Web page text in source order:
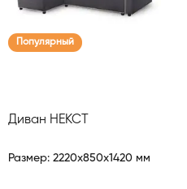
Популярный
Диван НЕКСТ
Размер: 2220x850x1420 мм